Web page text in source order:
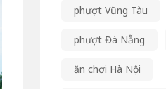
phượt Vũng Tàu
phượt Đà Nẵng
ăn chơi Hà Nội